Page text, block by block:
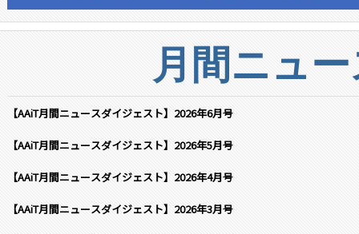
月間ニュ
【AAiT月間ニュースダイジェスト】2026年6月号
【AAiT月間ニュースダイジェスト】2026年5月号
【AAiT月間ニュースダイジェスト】2026年4月号
【AAiT月間ニュースダイジェスト】2026年3月号